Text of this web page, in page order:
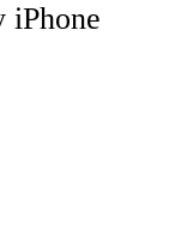
iPhone